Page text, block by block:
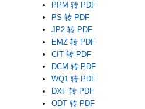
PPM 转 PDF
PS 转 PDF
JP2 转 PDF
EMZ 转 PDF
CIT 转 PDF
DCM 转 PDF
WQ1 转 PDF
DXF 转 PDF
ODT 转 PDF